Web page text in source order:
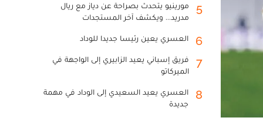
5
مورينيو يتحدث بصراحة عن دياز مع ريال
مدريد... ويكشف آخر المستجدات
6 العسري يعين رئيسا جديدا للوداد
7
فريق إسباني يعيد الزابيري إلى الواجهة في
الميركاتو
8
العسري يعيد السعيدي إلى الوداد في مهمة
جديدة